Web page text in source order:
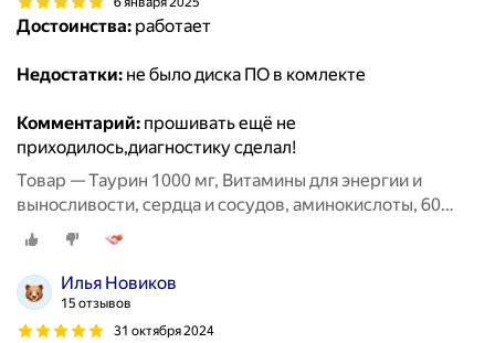
Достоинства: работает
Недостатки: не было диска ПО в комлекте
Комментарий: прошивать ещё не
приходилось,диагностику сделал!
Товар — Таурин 1000 мг, Витамины для энергии и
выносливости, сердца и сосудов, аминокислоты, 60
капсул / MedCraft
Илья Новиков
15 отзывов
31 октября 2024